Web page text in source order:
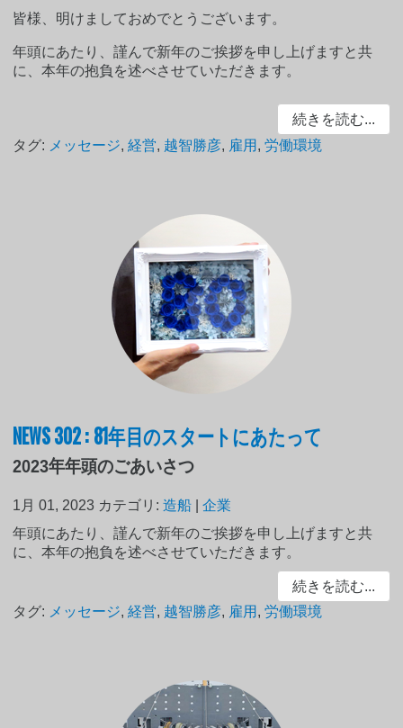
皆様、明けましておめでとうございます。
年頭にあたり、謹んで新年のご挨拶を申し上げますと共
に、本年の抱負を述べさせていただきます。
続きを読む...
タグ: メッセージ,経営, 越智勝彦, 雇用 ,労働環境
NEWS 302 : 81年目のスタートにあたって
2023年年頭のごあいさつ
1月 01, 2023 カテゴリ:造船 |企業
年頭にあたり、謹んで新年のご挨拶を申し上げますと共
に、本年の抱負を述べさせていただきます。
続きを読む...
タグ: メッセージ,経営, 越智勝彦, 雇用 ,労働環境